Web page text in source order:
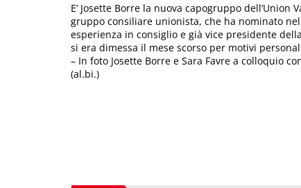
E’ Josette Borre la nuova capogruppo
gruppo consiliare unionista, che ha nominato
esperienza in consiglio e già vice presidente
si era dimessa il mese scorso per motivi
– In foto Josette Borre e Sara Favre a colloquio
(al.bi.)